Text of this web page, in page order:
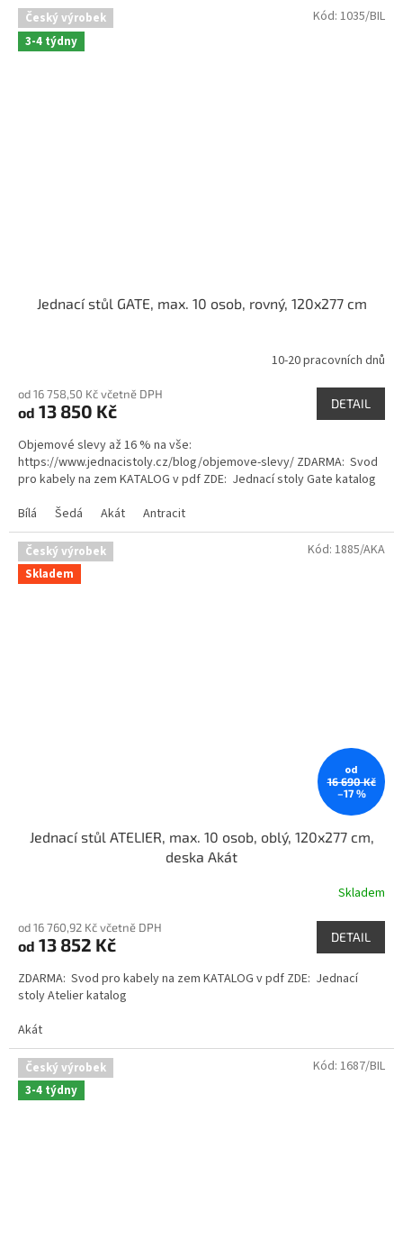
Český výrobek
3-4 týdny
Jednací stůl GATE, max. 10 osob, rovný, 120x277 cm
produktu
je
z
5
hvězdiček.
10-20 pracovních dnů
od 16 758,50 Kč včetně DPH
od 13 850 Kč DETAIL
Objemové slevy až 16 % na vše:
https://www.jednacistoly.cz/blog/objemove-slevy/ ZDARMA: Svod
pro kabely na zem KATALOG v pdf ZDE: Jednací stoly Gate katalog
Bílá
Šedá Akát Antracit
Kód: 1035/BIL
Český výrobek
Skladem
od
16 690 Kč
–17 %
Jednací stůl ATELIER, max. 10 osob, oblý, 120x277 cm,
deska Akát
Skladem
od 16 760,92 Kč včetně DPH
od 13 852 Kč DETAIL
ZDARMA: Svod pro kabely na zem KATALOG v pdf ZDE: Jednací
stoly Atelier katalog
Akát
Kód: 1885/AKA
Český výrobek
3-4 týdny
Kód: 1687/BIL